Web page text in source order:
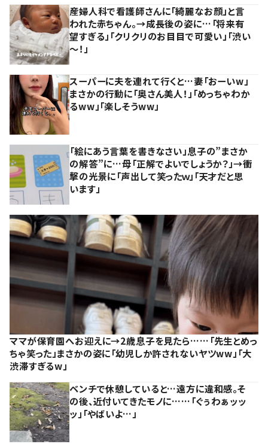
産婦人科で看護師さんに「綺麗なお顔」と言
われた赤ちゃん。→成長後の姿に…「将来有
望すぎる」「クリクリのお目目で可愛い」「渋い
～！」
スーパーに夫を連れて行くと…妻「おーいw」
まさかの行動に「奥さん美人！」「めっちゃわか
るww」「楽しそうww」
「絵にあう言葉を書きなさい」息子の”まさか
の解答”に…母「正解でよいでしょうか？」→衝
撃の光景に「声出して笑ったｗ」「天才だと思
います」
ママが保育園へお迎えに→2歳息子を見たら……「先生とめっ
ちゃ笑った」まさかの姿に「幼児しか許されないヤツww」「大
渋滞すぎるw」
ベンチで休憩していると…遠方に違和感。そ
の後、近付いてきたモノに……「ぐぅわぁッッ
ッ」「やばいよ…」